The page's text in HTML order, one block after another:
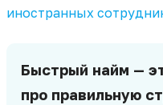
иностранных
Быстрый найм —
про правильную